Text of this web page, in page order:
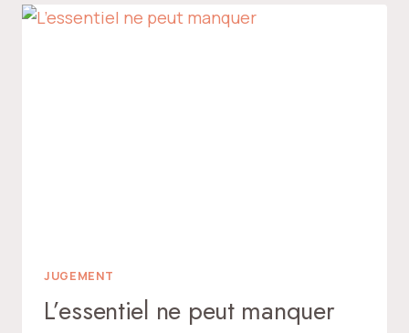
JUGEMENT
L’essentiel ne peut manquer